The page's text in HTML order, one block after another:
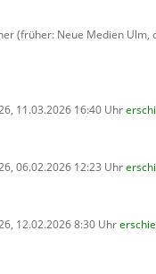
(früher: Neue Medien Ulm,
11.03.2026 16:40 Uhr
06.02.2026 12:23 Uhr
12.02.2026 8:30 Uhr